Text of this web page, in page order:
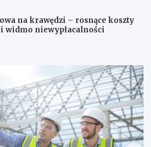
na krawędzi – rosnące koszty
widmo niewypłacalności